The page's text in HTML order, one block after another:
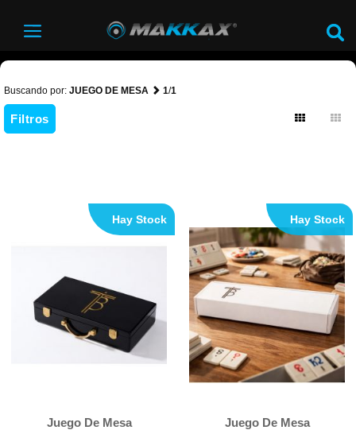
Buscando por: JUEGO DE MESA 1/1
Filtros
Juego De Mesa
Hay Stock
Juego De Mesa
Hay Stock